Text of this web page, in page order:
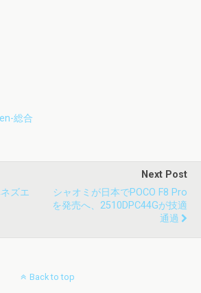
総合
ズエ
Next Post
シャオミが日本でPOCO F8 Pro
を発売へ、2510DPC44Gが技適
通過
Back to top